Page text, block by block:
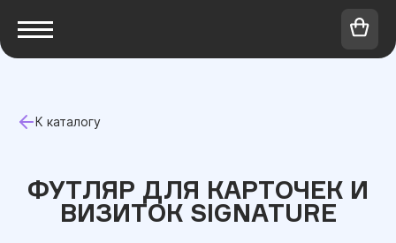
К каталогу
ФУТЛЯР ДЛЯ КАРТОЧЕК И
ВИЗИТОК SIGNATURE